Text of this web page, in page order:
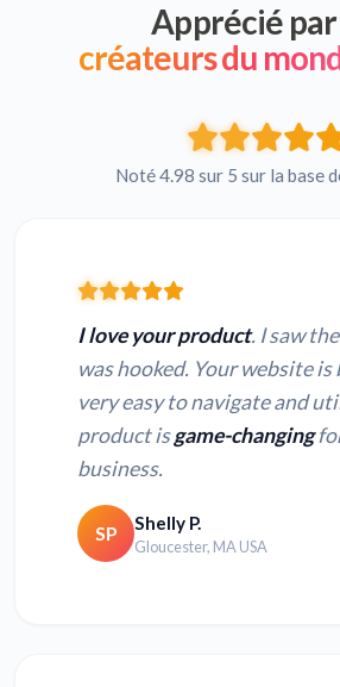
Apprécié par
créateurs du
Noté 4.98 sur 5 sur la base
I love your product. I saw
was hooked. Your website
very easy to navigate and
product isgame-changing
business.
SP Shelly P.
Gloucester, MA USA